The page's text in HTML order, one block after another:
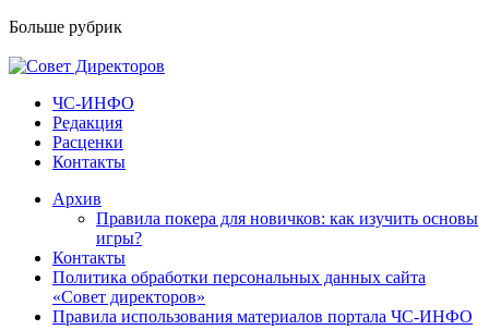
Больше рубрик
ЧС-ИНФО
Редакция
Расценки
Контакты
Архив
Правила покера для новичков: как изучить основы
игры?
Контакты
Политика обработки персональных данных сайта
«Совет директоров»
Правила использования материалов портала ЧС-ИНФО